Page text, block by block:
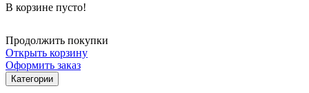
В корзине пусто!
Продолжить покупки
Открыть корзину
Оформить заказ
Категории